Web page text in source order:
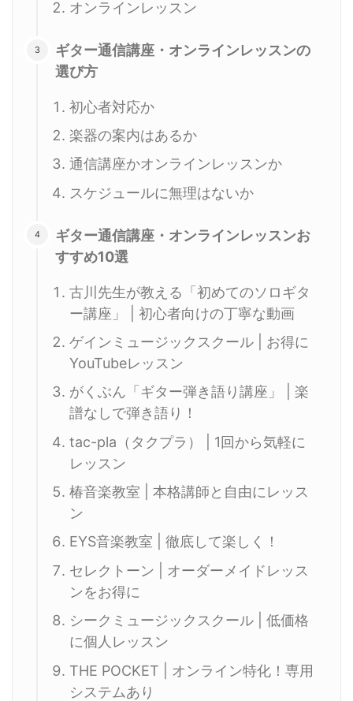
オンラインレッスン
ギター通信講座・オンラインレッスンの
選び方
初心者対応か
楽器の案内はあるか
通信講座かオンラインレッスンか
スケジュールに無理はないか
ギター通信講座・オンラインレッスンお
すすめ10選
古川先生が教える「初めてのソロギタ
ー講座」 | 初心者向けの丁寧な動画
ゲインミュージックスクール | お得に
YouTubeレッスン
がくぶん「ギター弾き語り講座」 | 楽
譜なしで弾き語り！
tac-pla（タクプラ） | 1回から気軽に
レッスン
椿音楽教室 | 本格講師と自由にレッス
ン
EYS音楽教室 | 徹底して楽しく！
セレクトーン | オーダーメイドレッス
ンをお得に
シークミュージックスクール | 低価格
に個人レッスン
THE POCKET | オンライン特化！専用
システムあり